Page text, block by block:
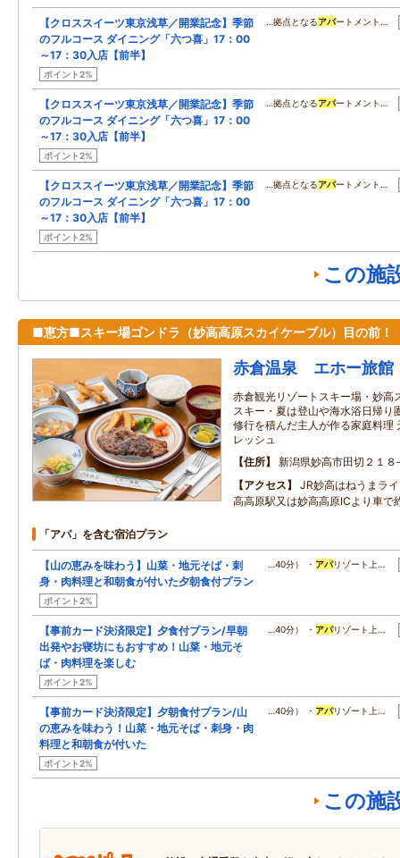
【クロススイーツ東京浅草／開業記念】季節
のフルコース ダイニング「六つ喜」17：00
～17：30入店【前半】
ポイント2%
…拠点となるアパートメント…
【クロススイーツ東京浅草／開業記念】季節
のフルコース ダイニング「六つ喜」17：00
～17：30入店【前半】
ポイント2%
…拠点となるアパートメント…
【クロススイーツ東京浅草／開業記念】季節
のフルコース ダイニング「六つ喜」17：00
～17：30入店【前半】
ポイント2%
…拠点となるアパートメント…
この施
■恵方■スキー場ゴンドラ（妙高高原スカイケーブル）目の前！
赤倉温泉 エホー旅館
赤倉観光リゾートスキー場・妙高
スキー・夏は登山や海水浴日帰り
修行を積んだ主人が作る家庭料理
レッシュ
住所
新潟県妙高市田切２１８
アクセス
JR妙高はねうまラ
高高原駅又は妙高高原ICより車で
「アパ」を含む宿泊プラン
【山の恵みを味わう】山菜・地元そば・刺
身・肉料理と和朝食が付いた夕朝食付プラン
ポイント2%
…40分） ・ アパリゾート上…
【事前カード決済限定】夕食付プラン/早朝
出発やお寝坊にもおすすめ！山菜・地元そ
ば・肉料理を楽しむ
ポイント2%
…40分） ・ アパリゾート上…
【事前カード決済限定】夕朝食付プラン/山
の恵みを味わう！山菜・地元そば・刺身・肉
料理と和朝食が付いた
ポイント2%
…40分） ・ アパリゾート上…
この施